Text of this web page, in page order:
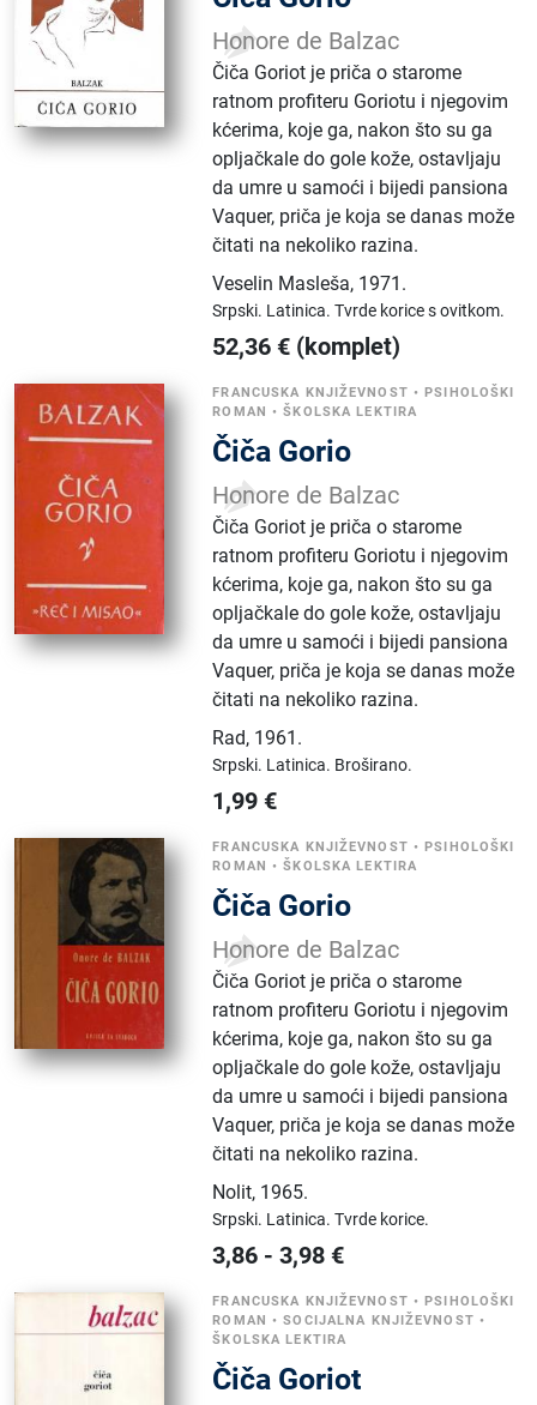
Honore de Balzac
Čiča Goriot je priča o starome
ratnom profiteru Goriotu i njegovim
kćerima, koje ga, nakon što su ga
opljačkale do gole kože, ostavljaju
da umre u samoći i bijedi pansiona
Vaquer, priča je koja se danas može
čitati na nekoliko razina.
Veselin Masleša, 1971.
Srpski. Latinica.Tvrde korice s ovitkom.
52,36 € (komplet)
FRANCUSKA KNJIŽEVNOST •PSIHOLOŠKI
ROMAN •ŠKOLSKA LEKTIRA
Čiča Gorio
Honore de Balzac
Čiča Goriot je priča o starome
ratnom profiteru Goriotu i njegovim
kćerima, koje ga, nakon što su ga
opljačkale do gole kože, ostavljaju
da umre u samoći i bijedi pansiona
Vaquer, priča je koja se danas može
čitati na nekoliko razina.
Rad, 1961.
Srpski. Latinica. Broširano.
1,99 €
FRANCUSKA KNJIŽEVNOST •PSIHOLOŠKI
ROMAN •ŠKOLSKA LEKTIRA
Čiča Gorio
Honore de Balzac
Čiča Goriot je priča o starome
ratnom profiteru Goriotu i njegovim
kćerima, koje ga, nakon što su ga
opljačkale do gole kože, ostavljaju
da umre u samoći i bijedi pansiona
Vaquer, priča je koja se danas može
čitati na nekoliko razina.
Nolit, 1965.
Srpski. Latinica.Tvrde korice.
3,86 -3,98 €
FRANCUSKA KNJIŽEVNOST •PSIHOLOŠKI
ROMAN •SOCIJALNA KNJIŽEVNOST •
ŠKOLSKA LEKTIRA
Čiča Goriot